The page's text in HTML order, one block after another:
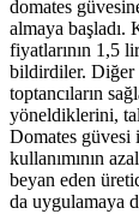
domates
almaya başladı.
fiyatlarının 1,5
bildirdiler. Diğer
toptancıların
yöneldiklerini,
Domates güvesi
kullanımının
beyan eden
da uygulamaya